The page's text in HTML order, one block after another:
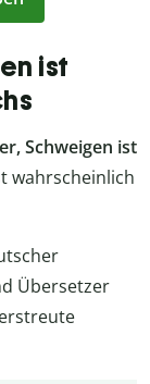
ist
Schweigen ist
wahrscheinlich
Übersetzer